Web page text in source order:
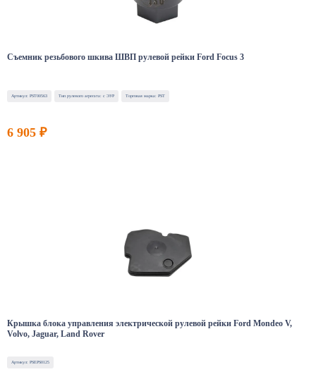
Съемник резьбового шкива ШВП рулевой рейки Ford Focus 3
Артикул: PST00563 Тип рулевого агрегата: с ЭУР Торговая марка: PST
6 905 ₽
Крышка блока управления электрической рулевой рейки Ford Mondeo V,
Volvo, Jaguar, Land Rover
Артикул: PSEPS0125